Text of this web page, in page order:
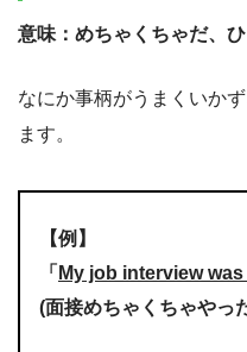
意味：めちゃくちゃだ、
なにか事柄がうまくいか
ます。
【例】
「 My job interview was
(面接めちゃくちゃやっ